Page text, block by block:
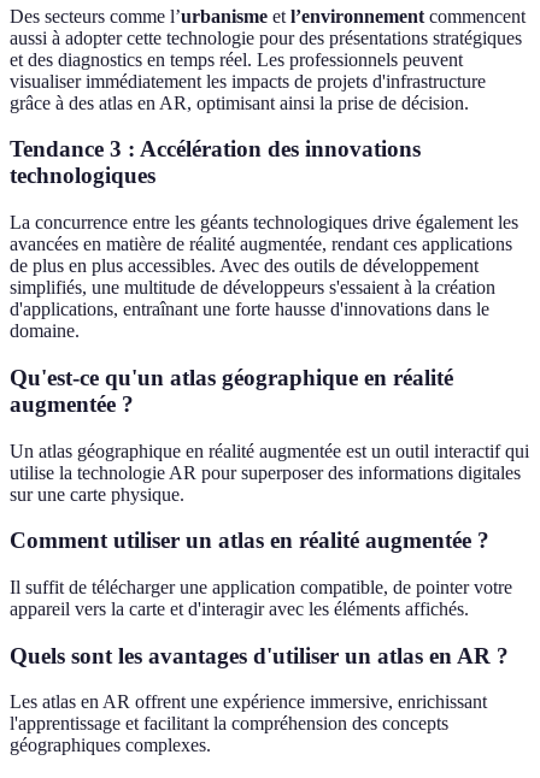
Des secteurs comme l’urbanisme et l’environnement commencent
aussi à adopter cette technologie pour des présentations stratégiques
et des diagnostics en temps réel. Les professionnels peuvent
visualiser immédiatement les impacts de projets d'infrastructure
grâce à des atlas en AR, optimisant ainsi la prise de décision.
Tendance 3 : Accélération des innovations
technologiques
La concurrence entre les géants technologiques drive également les
avancées en matière de réalité augmentée, rendant ces applications
de plus en plus accessibles. Avec des outils de développement
simplifiés, une multitude de développeurs s'essaient à la création
d'applications, entraînant une forte hausse d'innovations dans le
domaine.
Qu'est-ce qu'un atlas géographique en réalité
augmentée ?
Un atlas géographique en réalité augmentée est un outil interactif qui
utilise la technologie AR pour superposer des informations digitales
sur une carte physique.
Comment utiliser un atlas en réalité augmentée ?
Il suffit de télécharger une application compatible, de pointer votre
appareil vers la carte et d'interagir avec les éléments affichés.
Quels sont les avantages d'utiliser un atlas en AR ?
Les atlas en AR offrent une expérience immersive, enrichissant
l'apprentissage et facilitant la compréhension des concepts
géographiques complexes.